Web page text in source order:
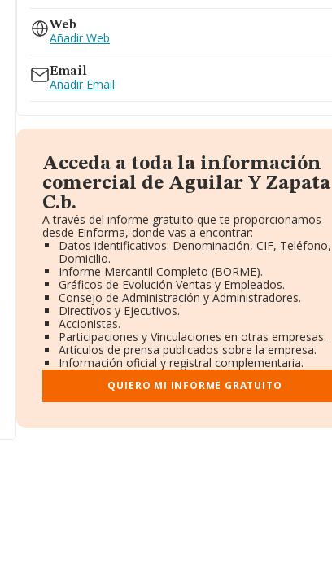
Web
Añadir Web
Email
Añadir Email
Acceda a toda la información
comercial de Aguilar Y Zapata
C.b.
A través del informe gratuito que te proporcionamos
desde Einforma, donde vas a encontrar:
Datos identificativos: Denominación, CIF, Teléfono,
Domicilio.
Informe Mercantil Completo (BORME).
Gráficos de Evolución Ventas y Empleados.
Consejo de Administración y Administradores.
Directivos y Ejecutivos.
Accionistas.
Participaciones y Vinculaciones en otras empresas.
Artículos de prensa publicados sobre la empresa.
Información oficial y registral complementaria.
QUIERO MI INFORME GRATUITO